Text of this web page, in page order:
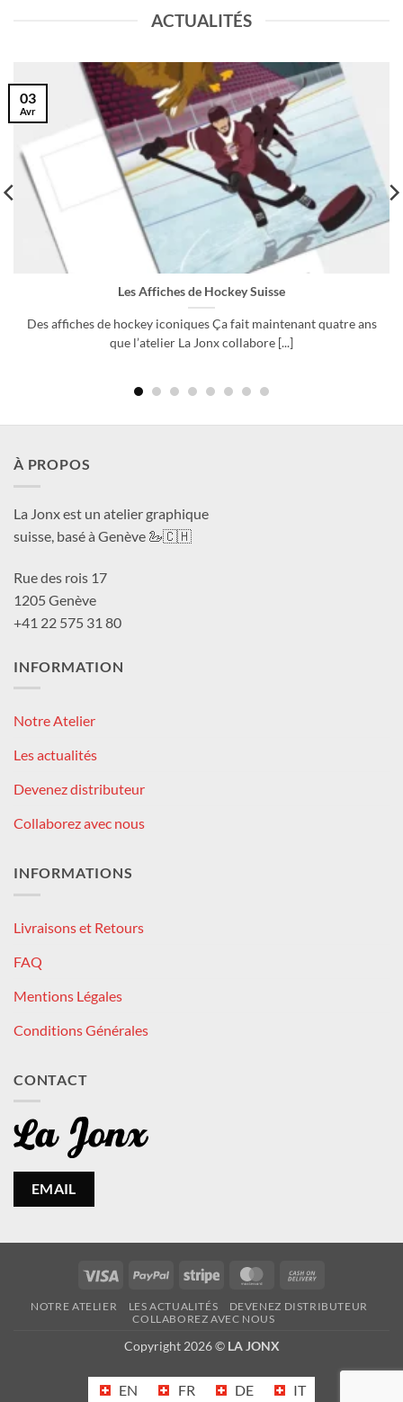
ACTUALITÉS
Les Affiches de Hockey Suisse
Des affiches de hockey iconiques Ça fait maintenant quatre ans
que l’atelier La Jonx collabore [...]
03
Avr
À PROPOS
La Jonx est un atelier graphique
suisse, basé à Genève 🦢🇨🇭
Rue des rois 17
1205 Genève
+41 22 575 31 80
INFORMATION
Notre Atelier
Les actualités
Devenez distributeur
Collaborez avec nous
INFORMATIONS
Livraisons et Retours
FAQ
Mentions Légales
Conditions Générales
CONTACT
EMAIL
Visa PayPal Stripe MasterCard
Delivery
NOTRE ATELIER LES ACTUALITÉS
DEVENEZ DISTRIBUTEUR
COLLABOREZ AVEC NOUS
Copyright 2026 © LA JONX
EN FR DE IT